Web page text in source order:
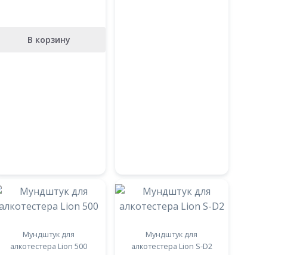
В корзину
Мундштук для
алкотестера Lion 500
Мундштук для
алкотестера Lion S-D2